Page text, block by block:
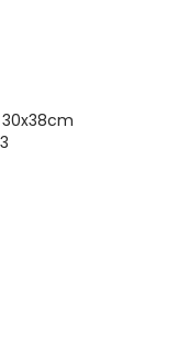
30x38cm